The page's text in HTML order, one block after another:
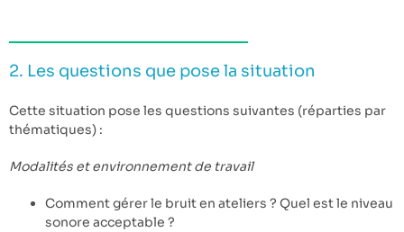
2. Les questions que pose la situation
Cette situation pose les questions suivantes (réparties par
thématiques) :
Modalités et environnement de travail
Comment gérer le bruit en ateliers ? Quel est le niveau
sonore acceptable ?